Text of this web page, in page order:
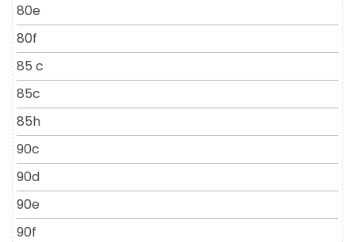
80e
80f
85 c
85c
85h
90c
90d
90e
90f